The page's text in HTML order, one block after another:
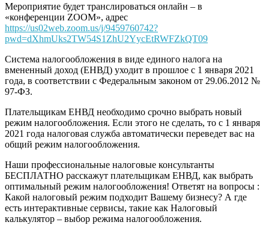
Мероприятие будет транслироваться онлайн – в
«конференции ZOOM», адрес
https://us02web.zoom.us/j/9459760742?
pwd=dXhmUks2TW54S1ZhU2YycEtRWFZkQT09
Система налогообложения в виде единого налога на
вмененный доход (ЕНВД) уходит в прошлое с 1 января 2021
года, в соответствии с Федеральным законом от 29.06.2012 №
97-ФЗ.
Плательщикам ЕНВД необходимо срочно выбрать новый
режим налогообложения. Если этого не сделать, то с 1 января
2021 года налоговая служба автоматически переведет вас на
общий режим налогообложения.
Наши профессиональные налоговые консультанты
БЕСПЛАТНО расскажут плательщикам ЕНВД, как выбрать
оптимальный режим налогообложения! Ответят на вопросы :
Какой налоговый режим подходит Вашему бизнесу? А где
есть интерактивные сервисы, такие как Налоговый
калькулятор – выбор режима налогообложения.